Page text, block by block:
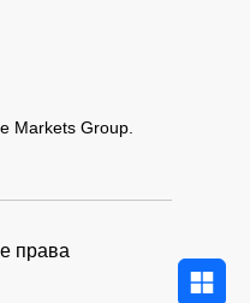
Markets Group.
права